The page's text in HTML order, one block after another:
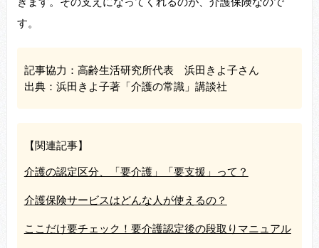
す。
記事協力：高齢生活研究所代表 浜田きよ子さん
出典：浜田きよ子著「介護の常識」講談社
【関連記事】
介護の認定区分、「要介護」「要支援」って？
介護保険サービスはどんな人が使えるの？
ここだけ要チェック！要介護認定後の段取りマニュアル